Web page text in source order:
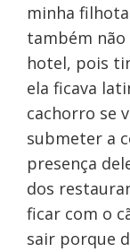
minha filhota
também não
hotel, pois
ela ficava
cachorro se
submeter a
presença
dos
ficar com o
sair porque